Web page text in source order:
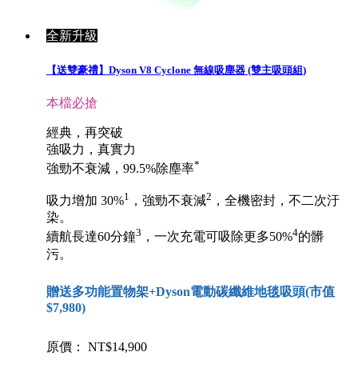
全新升級
【送雙豪禮】Dyson V8 Cyclone 無線吸塵器 (雙主吸頭組)
本檔必搶
經典，再突破
強吸力，真實力
強勁不衰減，99.5%除塵率*
吸力增加 30%1 ，強勁不衰減2 ，全機密封，不二次汙
染。
續航長達60分鐘3 ，一次充電可吸除更多50%4的髒
污。
贈送多功能置物架+Dyson電動碳纖維地毯吸頭(市值
$7,980)
原價： NT$14,900